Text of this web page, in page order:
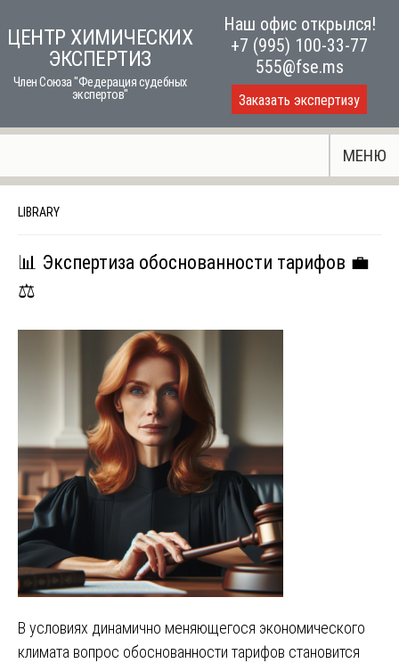
toЦЕНТР ХИМИЧЕСКИХ
ЭКСПЕРТИЗ
Член Союза "Федерация судебных
экспертов"
Наш офис открылся!
+7 (995) 100-33-77
555@fse.ms
Заказать экспертизу
МЕНЮ
LIBRARY
📊 Экспертиза обоснованности тарифов 💼
⚖️
В условиях динамично меняющегося экономического
климата вопрос обоснованности тарифов становится